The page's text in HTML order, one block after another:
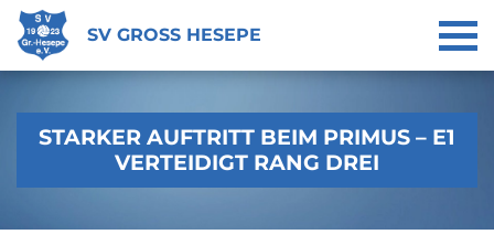
SV GROSS HESEPE
STARKER AUFTRITT BEIM PRIMUS – E1
VERTEIDIGT RANG DREI